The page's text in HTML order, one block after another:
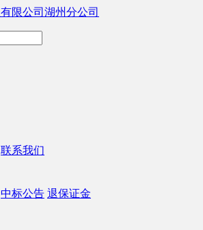
联系我们
中标公告 退保证金